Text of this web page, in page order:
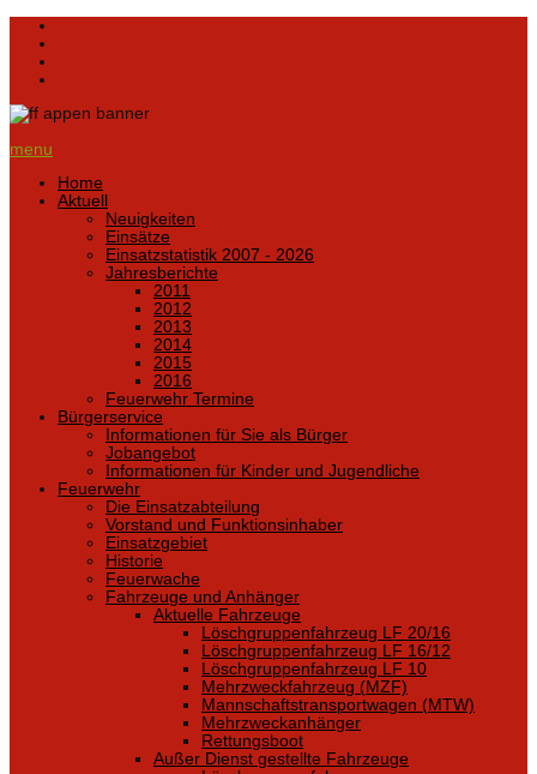
menu
Home
Aktuell
Neuigkeiten
Einsätze
Einsatzstatistik 2007 - 2026
Jahresberichte
2011
2012
2013
2014
2015
2016
Feuerwehr Termine
Bürgerservice
Informationen für Sie als Bürger
Jobangebot
Informationen für Kinder und Jugendliche
Feuerwehr
Die Einsatzabteilung
Vorstand und Funktionsinhaber
Einsatzgebiet
Historie
Feuerwache
Fahrzeuge und Anhänger
Aktuelle Fahrzeuge
Löschgruppenfahrzeug LF 20/16
Löschgruppenfahrzeug LF 16/12
Löschgruppenfahrzeug LF 10
Mehrzweckfahrzeug (MZF)
Mannschaftstransportwagen (MTW)
Mehrzweckanhänger
Rettungsboot
Außer Dienst gestellte Fahrzeuge